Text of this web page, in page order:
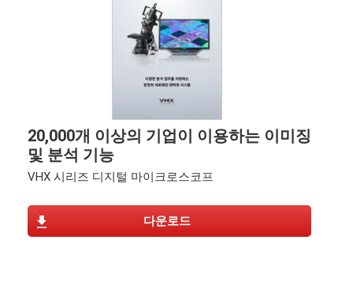
20,000개 이상의 기업이 이용하는 이미징
및 분석 기능
VHX 시리즈 디지털 마이크로스코프
다운로드